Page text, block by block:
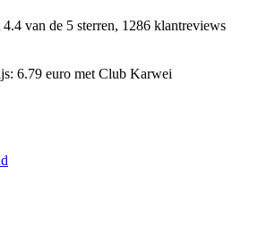
van de 5 sterren, 1286 klantreviews
6.79 euro met Club Karwei